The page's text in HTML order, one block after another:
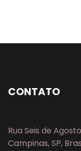
CONTATO
Rua Seis de
Campinas, SP,